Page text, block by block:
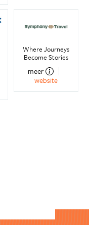
Where Journeys
Become Stories
meer
website